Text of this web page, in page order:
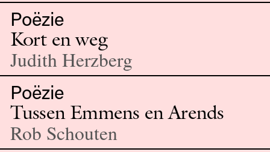
Poëzie
Kort en weg
Judith Herzberg
Poëzie
Tussen Emmens en Arends
Rob Schouten